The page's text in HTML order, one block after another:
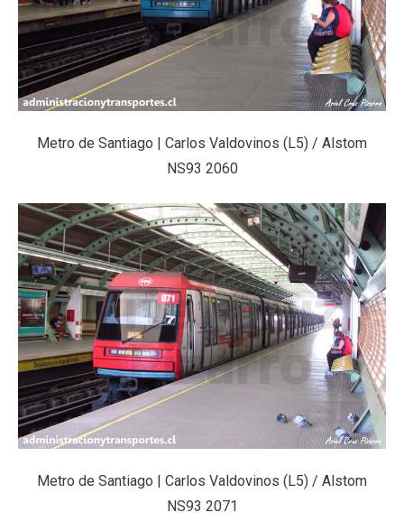
Metro de Santiago | Carlos Valdovinos (L5) / Alstom
NS93 2060
Metro de Santiago | Carlos Valdovinos (L5) / Alstom
NS93 2071